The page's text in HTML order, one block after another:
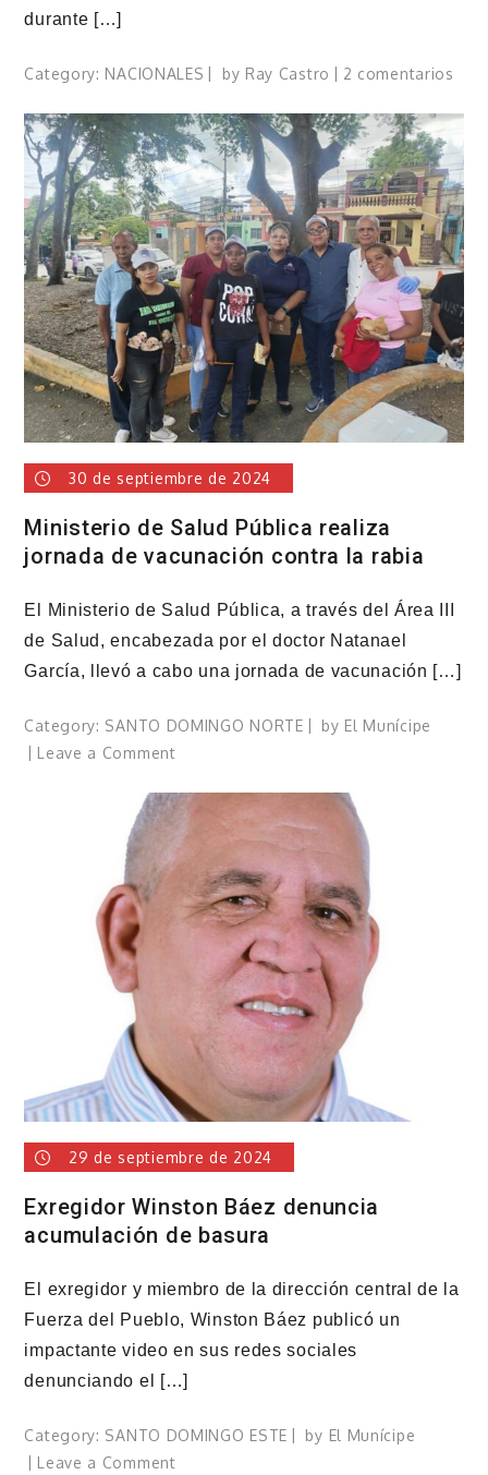
durante […]
Category: NACIONALES by Ray Castro 2 comentarios
de
de
la
mil
en
30 de septiembre de 2024
Ministerio de Salud Pública realiza
jornada de vacunación contra la rabia
El Ministerio de Salud Pública, a través del Área III
de Salud, encabezada por el doctor Natanael
García, llevó a cabo una jornada de vacunación […]
Category: SANTO DOMINGO NORTE by El Munícipe
Leave a Commenton
de
Salud
realiza
jornada
vacunación
contra
rabia
29 de septiembre de 2024
Exregidor Winston Báez denuncia
acumulación de basura
El exregidor y miembro de la dirección central de la
Fuerza del Pueblo, Winston Báez publicó un
impactante video en sus redes sociales
denunciando el […]
Category: SANTO DOMINGO ESTE by El Munícipe
Leave a Commenton